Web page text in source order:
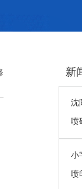
新
沈
喷
小
喷